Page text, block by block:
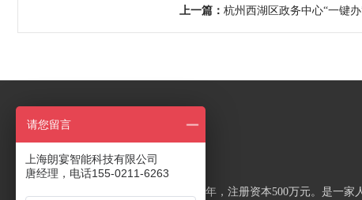
上一篇： 杭州西湖区政务中心“一键办
关于朗宴
以智能产品 成就便利生活
上海朗宴智能科技有限公司成立于2017年，注册资本500万元。是一家
请您留言
上海朗宴智能科技有限公司
唐经理，电话155-0211-6263